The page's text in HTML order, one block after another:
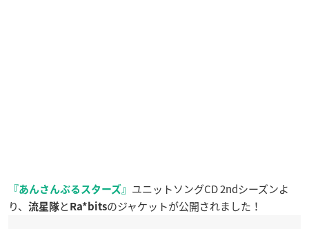
『あんさんぶるスターズ』 ユニットソングCD 2ndシーズンよ
り、
流星隊と Ra*bitsのジャケットが公開されました！